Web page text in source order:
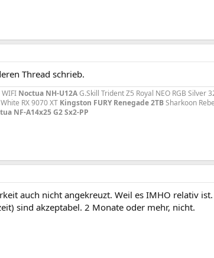
Thread schrieb.
Noctua NH-U12AG.Skill Trident Z5 Royal NEO RGB Silver
RX 9070 XT Kingston FURY Renegade 2TBSharkoon
NF-A14x25 G2 Sx2-PP
auch nicht angekreuzt. Weil es IMHO relativ
sind akzeptabel. 2 Monate oder mehr, nicht.